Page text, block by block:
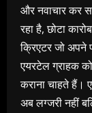
और नवाचार कर
रहा है, छोटा
क्रिएटर जो अपने
एयरटेल ग्राहक
कराना चाहते हैं।
अब लग्जरी नहीं